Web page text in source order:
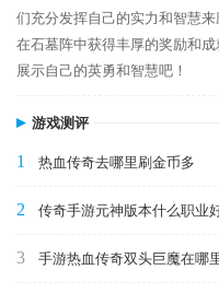
们充分发挥自己的实力和智慧
在石墓阵中获得丰厚的奖励和
展示自己的英勇和智慧吧！
游戏测评
1 热血传奇去哪里刷金币多
2 传奇手游元神版本什么职业
3 手游热血传奇双头巨魔在哪